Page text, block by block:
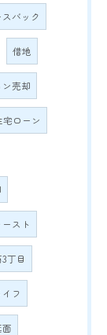
スバック
借地
売却
宅ローン
スト
丁目
フ